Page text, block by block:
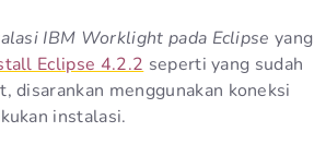
IBM Worklight pada Eclipseyang
Eclipse 4.2.2 seperti yang sudah
menggunakan koneksi
instalasi.